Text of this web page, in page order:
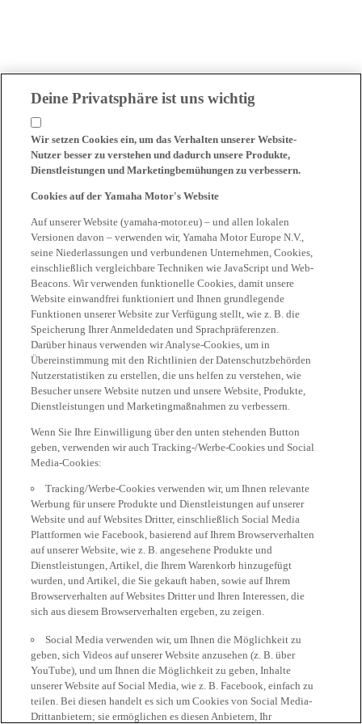
Deine Privatsphäre ist uns wichtig
Wir setzen Cookies ein, um das Verhalten unserer Website-
Nutzer besser zu verstehen und dadurch unsere Produkte,
Dienstleistungen und Marketingbemühungen zu verbessern.
Cookies auf der Yamaha Motor's Website
Auf unserer Website (yamaha-motor.eu) – und allen lokalen
Versionen davon – verwenden wir, Yamaha Motor Europe N.V.,
seine Niederlassungen und verbundenen Unternehmen, Cookies,
einschließlich vergleichbare Techniken wie JavaScript und Web-
Beacons. Wir verwenden funktionelle Cookies, damit unsere
Website einwandfrei funktioniert und Ihnen grundlegende
Funktionen unserer Website zur Verfügung stellt, wie z. B. die
Speicherung Ihrer Anmeldedaten und Sprachpräferenzen.
Darüber hinaus verwenden wir Analyse-Cookies, um in
Übereinstimmung mit den Richtlinien der Datenschutzbehörden
Nutzerstatistiken zu erstellen, die uns helfen zu verstehen, wie
Besucher unsere Website nutzen und unsere Website, Produkte,
Dienstleistungen und Marketingmaßnahmen zu verbessern.
Wenn Sie Ihre Einwilligung über den unten stehenden Button
geben, verwenden wir auch Tracking-/Werbe-Cookies und Social
Media-Cookies:
Tracking/Werbe-Cookies verwenden wir, um Ihnen relevante
Werbung für unsere Produkte und Dienstleistungen auf unserer
Website und auf Websites Dritter, einschließlich Social Media
Plattformen wie Facebook, basierend auf Ihrem Browserverhalten
auf unserer Website, wie z. B. angesehene Produkte und
Dienstleistungen, Artikel, die Ihrem Warenkorb hinzugefügt
wurden, und Artikel, die Sie gekauft haben, sowie auf Ihrem
Browserverhalten auf Websites Dritter und Ihren Interessen, die
sich aus diesem Browserverhalten ergeben, zu zeigen.
Social Media verwenden wir, um Ihnen die Möglichkeit zu
geben, sich Videos auf unserer Website anzusehen (z. B. über
YouTube), und um Ihnen die Möglichkeit zu geben, Inhalte
unserer Website auf Social Media, wie z. B. Facebook, einfach zu
teilen. Bei diesen handelt es sich um Cookies von Social Media-
Drittanbietern; sie ermöglichen es diesen Anbietern, Ihr